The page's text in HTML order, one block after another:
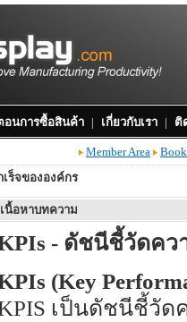
อนการซื้อสินค้า | เกี่ยวกับเรา | ติ
Member Area
ร็จขององค์กร
เนื้อหาบทความ
- ดัชนีชี้วัดคว
(Key
เป็นดัชนีชี้วัด